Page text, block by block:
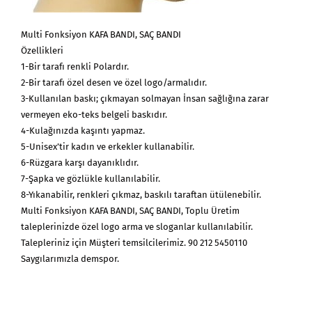
Multi Fonksiyon KAFA BANDI, SAÇ BANDI
Özellikleri
1-Bir tarafı renkli Polardır.
2-Bir tarafı özel desen ve özel logo/armalıdır.
3-Kullanılan baskı; çıkmayan solmayan İnsan sağlığına zarar
vermeyen eko-teks belgeli baskıdır.
4-Kulağınızda kaşıntı yapmaz.
5-Unisex’tir kadın ve erkekler kullanabilir.
6-Rüzgara karşı dayanıklıdır.
7-Şapka ve gözlükle kullanılabilir.
8-Yıkanabilir, renkleri çıkmaz, baskılı taraftan ütülenebilir.
Multi Fonksiyon KAFA BANDI, SAÇ BANDI, Toplu Üretim
taleplerinizde özel logo arma ve sloganlar kullanılabilir.
Talepleriniz için Müşteri temsilcilerimiz. 90 212 5450110
Saygılarımızla demspor.